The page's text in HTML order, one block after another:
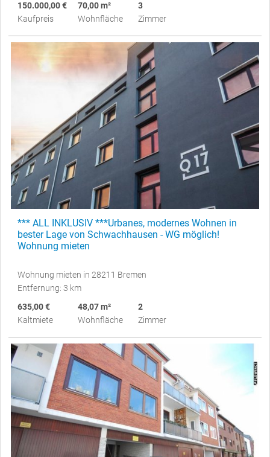
150.000,00 €
Kaufpreis
70,00 m²
Wohnfläche
3
Zimmer
*** ALL INKLUSIV ***Urbanes, modernes Wohnen in
bester Lage von Schwachhausen - WG möglich!
Wohnung mieten
Wohnung mieten in 28211 Bremen
Entfernung: 3 km
635,00 €
Kaltmiete
48,07 m²
Wohnfläche
2
Zimmer